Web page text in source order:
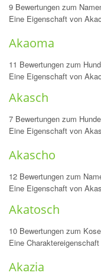
9 Bewertungen zum
Eine Eigenschaft von
Akaoma
11 Bewertungen zum
Eine Eigenschaft von
Akasch
7 Bewertungen zum
Eine Eigenschaft von
Akascho
12 Bewertungen zum
Eine Eigenschaft von
Akatosch
10 Bewertungen zum
Eine
Akazia